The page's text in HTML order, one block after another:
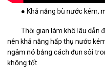
● Khả năng bù nước kém,
Thời gian làm khô lâu dẫn
nên khả năng hấp thụ nước
ngâm nó bằng cách đun sôi
không tốt.